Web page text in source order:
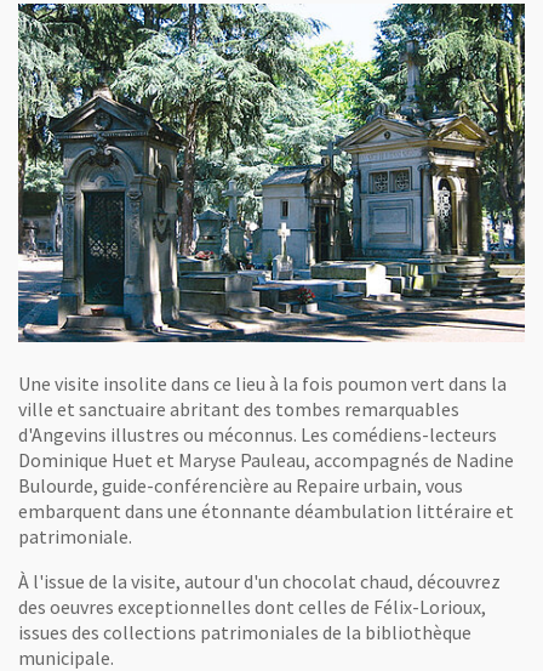
Une visite insolite dans ce lieu à la fois poumon vert dans la
ville et sanctuaire abritant des tombes remarquables
d'Angevins illustres ou méconnus. Les comédiens-lecteurs
Dominique Huet et Maryse Pauleau, accompagnés de Nadine
Bulourde, guide-conférencière au Repaire urbain, vous
embarquent dans une étonnante déambulation littéraire et
patrimoniale.
À l'issue de la visite, autour d'un chocolat chaud, découvrez
des oeuvres exceptionnelles dont celles de Félix-Lorioux,
issues des collections patrimoniales de la bibliothèque
municipale.